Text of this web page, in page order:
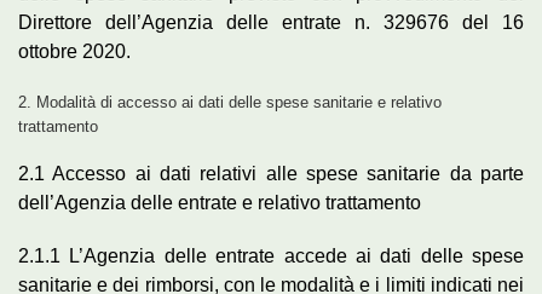
Direttore dell’Agenzia delle entrate n. 329676 del 16
ottobre 2020.
2. Modalità di accesso ai dati delle spese sanitarie e relativo
trattamento
2.1 Accesso ai dati relativi alle spese sanitarie da parte
dell’Agenzia delle entrate e relativo trattamento
2.1.1 L’Agenzia delle entrate accede ai dati delle spese
sanitarie e dei rimborsi, con le modalità e i limiti indicati nei